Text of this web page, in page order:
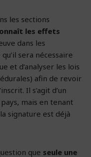
les sections
les effets
dans les
sera nécessaire
et d’analyser les lois
afin de revoir
Il s’agit d’un
mais en tenant
signature est déjà
que seule une